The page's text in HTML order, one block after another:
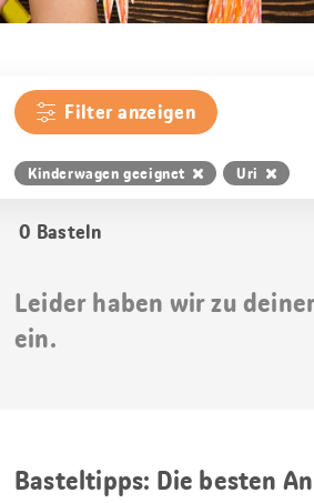
Filter anzeigen
Kinderwagen geeignet Uri
0 Basteln
Leider haben wir zu
ein.
Basteltipps: Die besten